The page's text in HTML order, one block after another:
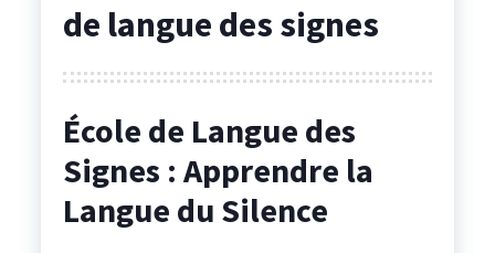
de langue des signes
École de Langue des
Signes : Apprendre la
Langue du Silence